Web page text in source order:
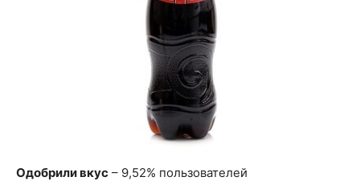
Одобрили вкус – 9,52% пользователей